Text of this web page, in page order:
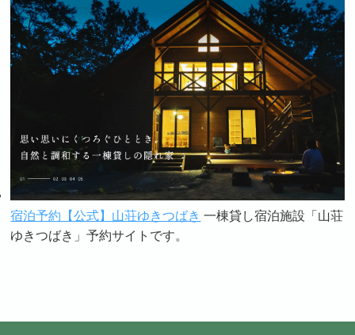
宿泊予約【公式】山荘ゆきつばき 一棟貸し宿泊施設「山荘
ゆきつばき」予約サイトです。